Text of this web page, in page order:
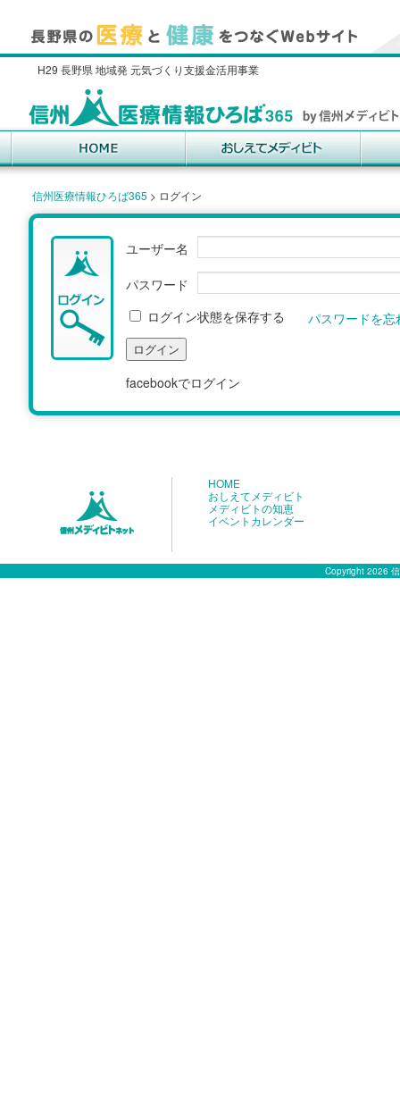
H29 長野県 地域発 元気づくり支援金活用事業
信州医療情報ひろば365 > ログイン
ユーザー名
パスワード
パスワードを
ログイン状態を保存する
facebookでログイン
HOME
おしえてメディビト
メディビトの知恵
イベントカレンダー
Copyright 2026